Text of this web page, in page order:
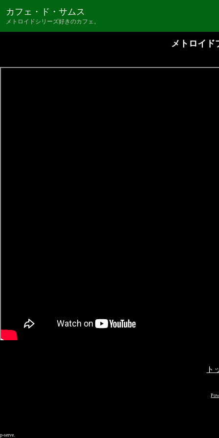
カフェ・ド・サムス
メトロイドシリーズ好きのカフェ。
メトロイド
ト
p-serve.